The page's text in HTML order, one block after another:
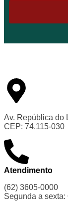
Av. República do
CEP: 74.115-030
Atendimento
(62) 3605-0000
Segunda a sexta: